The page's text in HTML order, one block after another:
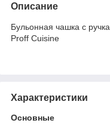
Описание
Бульонная чашка с
Proff Cuisine
Характеристики
Основные